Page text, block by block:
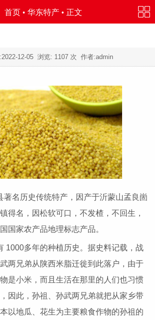
首页 • 华东特产 • 正文
2022-12-05 浏览: 1107 次 作者:admin
著名历史传统特产，因产于沂蒙山孟良崮
得名，因松软可口，不发楂，不回生，
国家农产品地理标志产品。
1000多年的种植历史。据史料记载，战
两兄弟从陕西米脂迁徙到此落户，由于
是小米，而且生活在那里的人们也习惯
因此，孙祖、孙武两兄弟就把从家乡带
以地瓜、花生为主要粮食作物的孙祖的